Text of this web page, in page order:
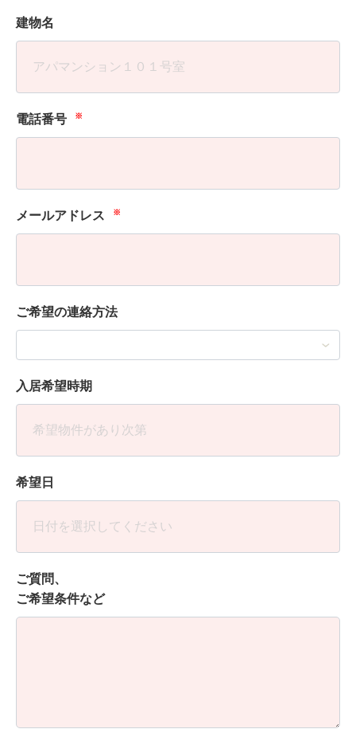
建物名
電話番号 ※
メールアドレス ※
ご希望の連絡方法
入居希望時期
希望日
ご質問、
ご希望条件など